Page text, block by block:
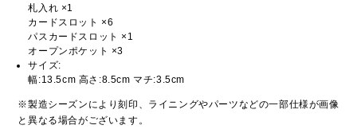
札入れ ×1
カードスロット ×6
パスカードスロット ×1
オープンポケット ×3
サイズ:
幅:13.5cm 高さ:8.5cm マチ:3.5cm
※製造シーズンにより刻印、ライニングやパーツなどの一部仕様が画像
と異なる場合がございます。